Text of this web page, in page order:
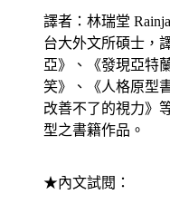
譯者：林瑞堂
台大外文所碩士，
亞》、《發現亞特
笑》、《人格原型
改善不了的視力》
型之書籍作品。
★內文試閱：